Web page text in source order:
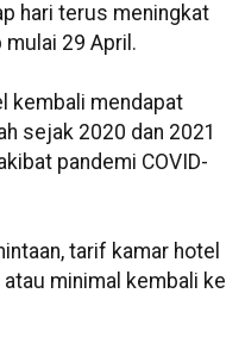
hari terus meningkat
mulai 29 April.
kembali mendapat
sejak 2020 dan 2021
pandemi COVID-
tarif kamar hotel
minimal kembali ke